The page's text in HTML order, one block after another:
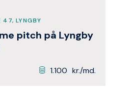
47, LYNGBY
pitch på Lyngby
1.100 kr./md.